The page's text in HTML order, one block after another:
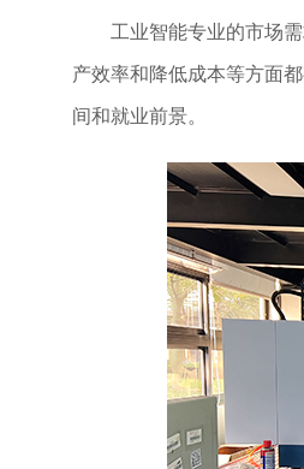
工业智能专业的市场
产效率和降低成本等方面
间和就业前景。